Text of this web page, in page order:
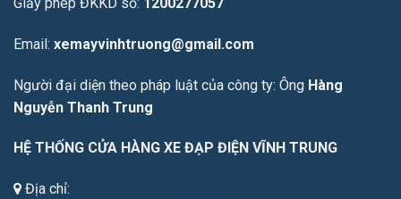
Email: xemayvinhtruong@gmail.com
Người đại diện theo pháp luật của công ty: Ông Hàng
Nguyễn Thanh Trung
HỆ THỐNG CỬA HÀNG XE ĐẠP ĐIỆN VĨNH TRUNG
Địa chỉ: